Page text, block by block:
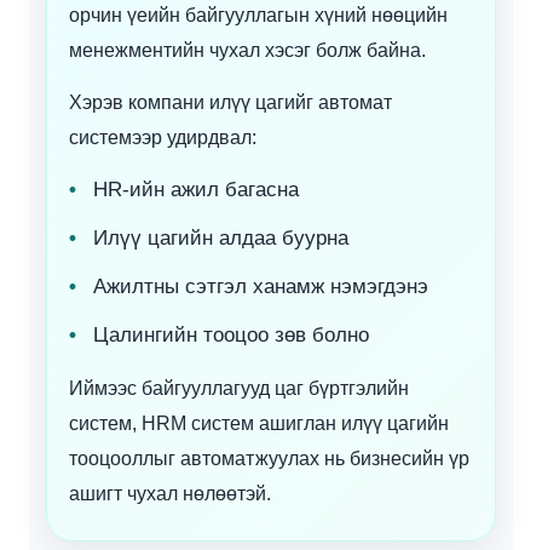
орчин үеийн байгууллагын хүний нөөцийн
менежментийн чухал хэсэг болж байна.
Хэрэв компани илүү цагийг автомат
системээр удирдвал:
HR-ийн ажил багасна
Илүү цагийн алдаа буурна
Ажилтны сэтгэл ханамж нэмэгдэнэ
Цалингийн тооцоо зөв болно
Иймээс байгууллагууд цаг бүртгэлийн
систем, HRM систем ашиглан илүү цагийн
тооцооллыг автоматжуулах нь бизнесийн үр
ашигт чухал нөлөөтэй.